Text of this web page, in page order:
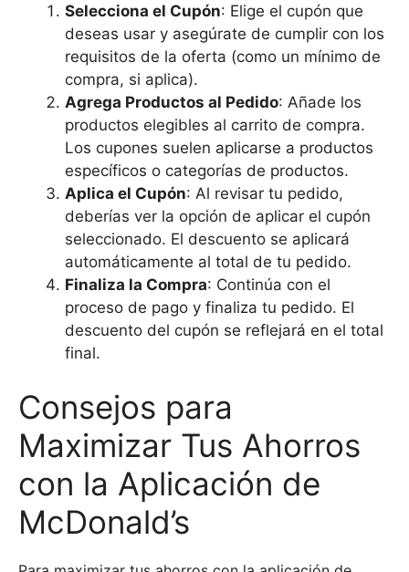
Selecciona el Cupón: Elige el cupón que
deseas usar y asegúrate de cumplir con los
requisitos de la oferta (como un mínimo de
compra, si aplica).
Agrega Productos al Pedido: Añade los
productos elegibles al carrito de compra.
Los cupones suelen aplicarse a productos
específicos o categorías de productos.
Aplica el Cupón: Al revisar tu pedido,
deberías ver la opción de aplicar el cupón
seleccionado. El descuento se aplicará
automáticamente al total de tu pedido.
Finaliza la Compra: Continúa con el
proceso de pago y finaliza tu pedido. El
descuento del cupón se reflejará en el total
final.
Consejos para
Maximizar Tus Ahorros
con la Aplicación de
McDonald’s